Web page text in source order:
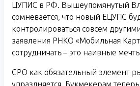
ЦУПИС в РФ. Вышеупомянутый
сомневается, что новый ЕЦУПС
контролироваться совсем
заявления РНКО «Мобильная
сотрудничать – это наивные
СРО как обязательный элемент
упраздняется. Букмекерам